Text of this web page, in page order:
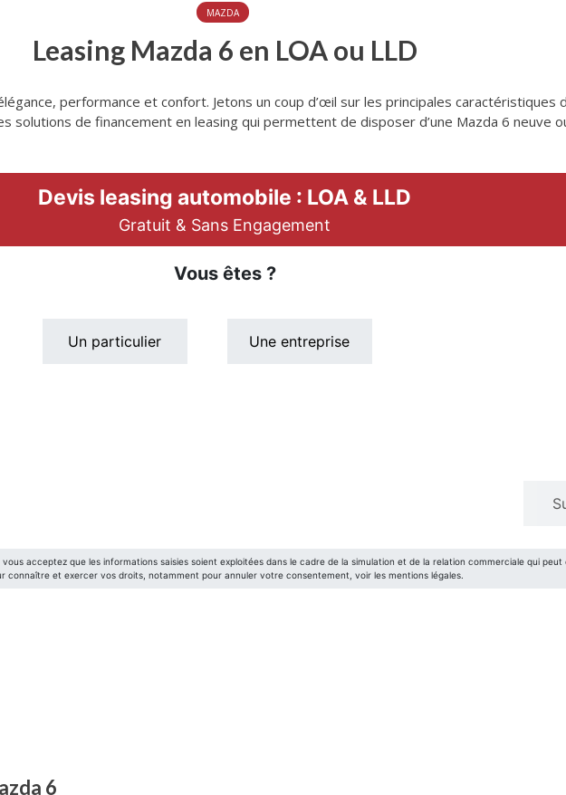
MAZDA
Leasing Mazda 6 en LOA ou LLD
performance et confort. Jetons un coup d’œil sur les principales caractéristiques
solutions de financement en leasing qui permettent de disposer d’une Mazda 6 neuve
6